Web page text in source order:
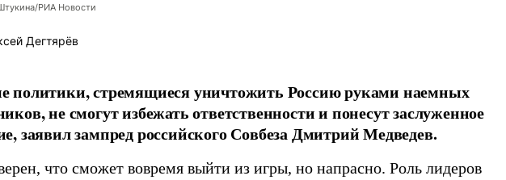
РИА Новости
Дегтярёв
политики, стремящиеся уничтожить Россию руками наемных
не смогут избежать ответственности и понесут заслуженное
заявил зампред российского Совбеза Дмитрий Медведев.
что сможет вовремя выйти из игры, но напрасно. Роль лидеров